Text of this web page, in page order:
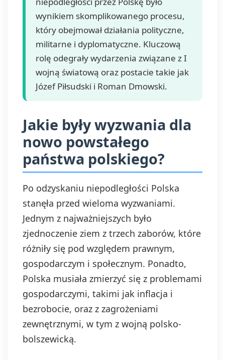
wynikiem skomplikowanego procesu,
który obejmował działania polityczne,
militarne i dyplomatyczne. Kluczową
rolę odegrały wydarzenia związane z I
wojną światową oraz postacie takie jak
Józef Piłsudski i Roman Dmowski.
Jakie były wyzwania dla
nowo powstałego
państwa polskiego?
Po odzyskaniu niepodległości Polska
stanęła przed wieloma wyzwaniami.
Jednym z najważniejszych było
zjednoczenie ziem z trzech zaborów, które
różniły się pod względem prawnym,
gospodarczym i społecznym. Ponadto,
Polska musiała zmierzyć się z problemami
gospodarczymi, takimi jak inflacja i
bezrobocie, oraz z zagrożeniami
zewnętrznymi, w tym z wojną polsko-
bolszewicką.